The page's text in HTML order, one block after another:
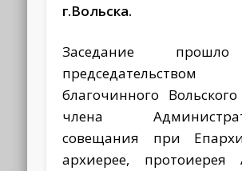
г.Вольска.
Заседание
председательством
благочинного Вольского
члена
совещания при
архиерее, протоиерея